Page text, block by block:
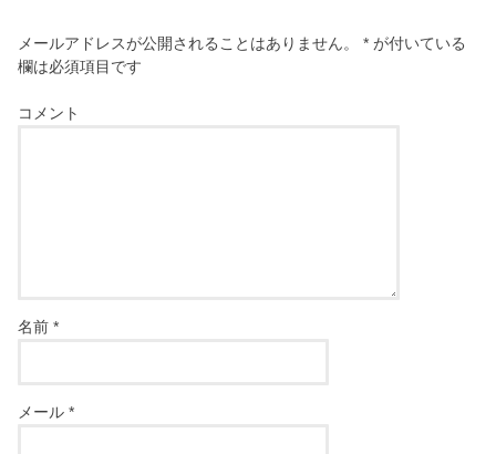
メールアドレスが公開されることはありません。 * が付いている
欄は必須項目です
コメント
名前*
メール*